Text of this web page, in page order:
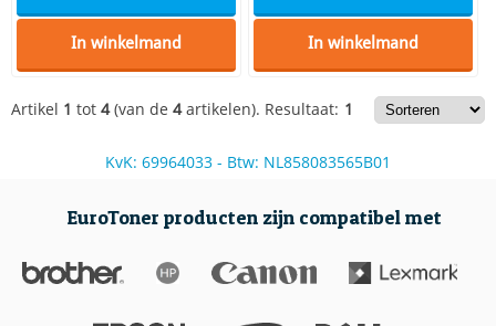
In winkelmand In winkelmand
Artikel 1 tot 4(van de 4artikelen). Resultaat: 1
KvK: 69964033 - Btw: NL858083565B01
EuroToner producten zijn compatibel met